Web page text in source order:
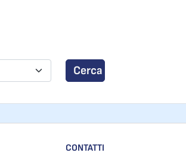
Cerca
CONTATTI